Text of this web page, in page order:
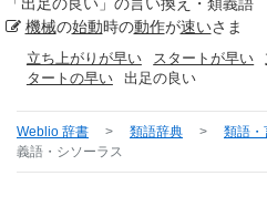
機械の始動時の動作が速いさま
立ち上がりが早い スタートが早い
タートの早い
出足の良い
Weblio 辞書 > 類語辞典 > 類語・
義語・シソーラス